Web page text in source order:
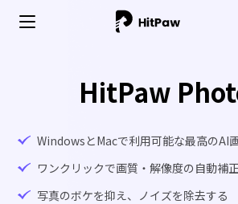
HitPaw
WindowsとMacで利用可能な最高のAI
ワンクリックで画質・解像度の自動補
写真のボケを抑え、ノイズを除去する